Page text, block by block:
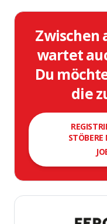
Zwischen
wartet
Du
die
STÖBERE